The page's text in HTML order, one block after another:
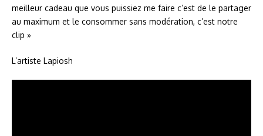
meilleur cadeau que vous puissiez me faire c’est de le partager
au maximum et le consommer sans modération, c’est notre
clip »
L’artiste Lapiosh